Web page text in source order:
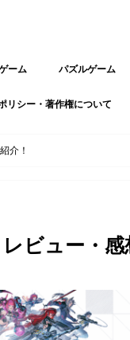
ーム パズルゲーム
リシー・著作権について
介！
ビュー・感